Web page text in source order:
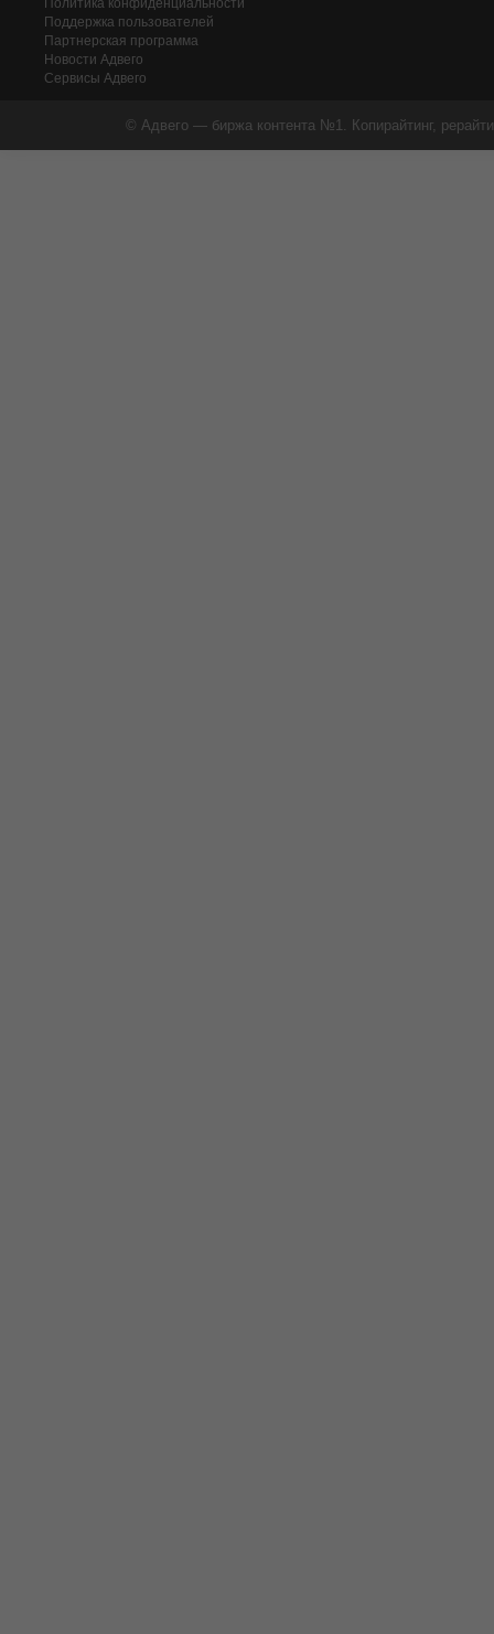
Политика конфиденциальности
Поддержка пользователей
Партнерская программа
Новости Адвего
Сервисы Адвего
© Адвего — биржа контента №1. Копирайтинг,